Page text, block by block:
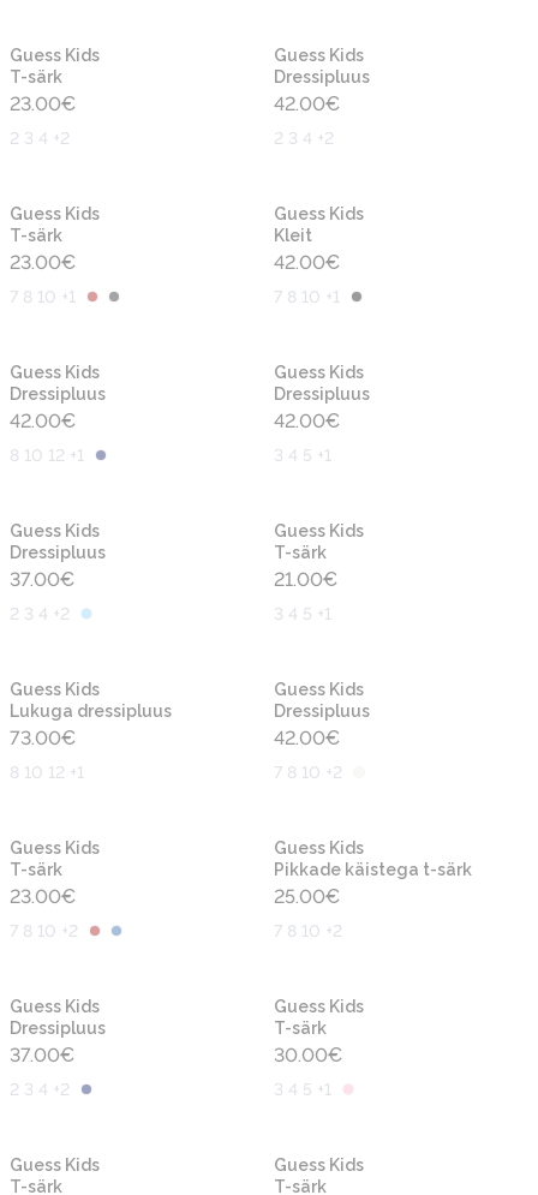
Guess Kids
T-särk
23.00€
2 3 4 +2
Guess Kids
Dressipluus
42.00€
2 3 4 +2
Guess Kids
T-särk
23.00€
7 8 10 +1
Guess Kids
Kleit
42.00€
7 8 10 +1
Guess Kids
Dressipluus
42.00€
8 10 12 +1
Guess Kids
Dressipluus
42.00€
3 4 5 +1
Guess Kids
Dressipluus
37.00€
2 3 4 +2
Guess Kids
T-särk
21.00€
3 4 5 +1
Guess Kids
Lukuga dressipluus
73.00€
8 10 12 +1
Guess Kids
Dressipluus
42.00€
7 8 10 +2
Guess Kids
T-särk
23.00€
7 8 10 +2
Guess Kids
Pikkade käistega t-särk
25.00€
7 8 10 +2
Guess Kids
Dressipluus
37.00€
2 3 4 +2
Guess Kids
T-särk
30.00€
3 4 5 +1
Guess Kids
T-särk
Guess Kids
T-särk